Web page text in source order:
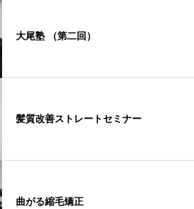
大尾塾 （第二回）
髪質改善ストレートセミナー
曲がる縮毛矯正